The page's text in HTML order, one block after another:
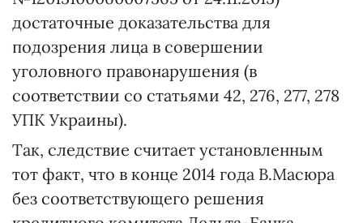
достаточные доказательства для
подозрения лица в совершении
уголовного правонарушения (в
соответствии со статьями 42, 276, 277, 278
УПК Украины).
Так, следствие считает установленным
тот факт, что в конце 2014 года В.Масюра
без соответствующего решения